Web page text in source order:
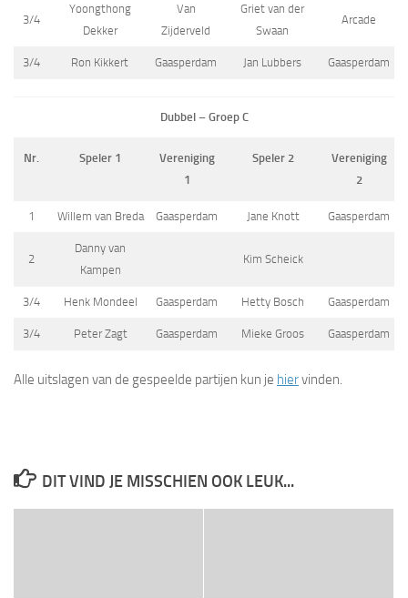
3/4
Yoongthong
Dekker
Van
Zijderveld
Griet van der
Swaan
Arcade
3/4 Ron Kikkert Gaasperdam Jan Lubbers Gaasperdam
Dubbel – Groep C
Nr. Speler 1
Vereniging
1
Speler 2
Vereniging
2
1 Willem van Breda Gaasperdam Jane Knott Gaasperdam
2
Danny van
Kampen
Kim Scheick
3/4 Henk Mondeel Gaasperdam Hetty Bosch Gaasperdam
3/4 Peter Zagt Gaasperdam Mieke Groos Gaasperdam
Alle uitslagen van de gespeelde partijen kun je hiervinden.
DIT VIND JE MISSCHIEN OOK LEUK...